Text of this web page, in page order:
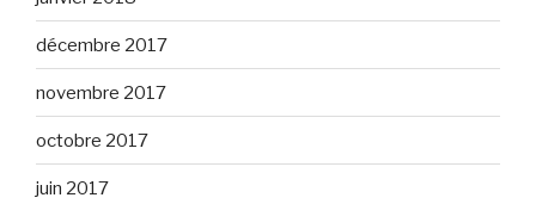
décembre 2017
novembre 2017
octobre 2017
juin 2017